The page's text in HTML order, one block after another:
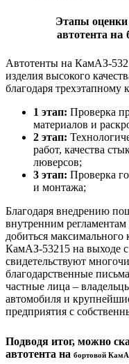
Этапы оценки
автотента на
Автотенты на КамАЗ-
изделия высокого
благодаря трехэтапному
1 этап: Проверка
материалов и
2 этап:
работ, качества
люверсов;
3 этап: Проверка
и монтажа;
Благодаря внедрению
внутренним
добиться максимального
КамАЗ-53215 на выходе
свидетельствуют
благодарственные
частные лица –
автомобиля и
предприятия с
Подводя итог, можно
автотента на бортовой